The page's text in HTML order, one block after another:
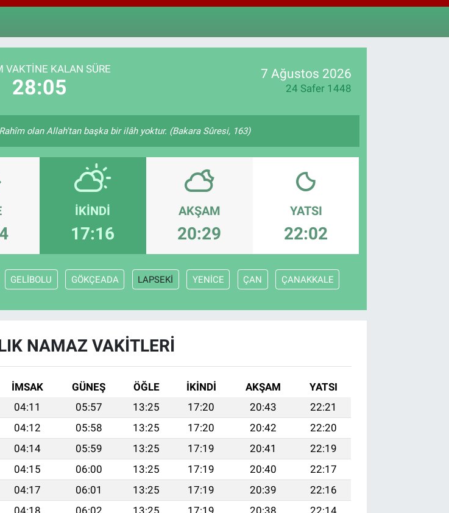
BİST100
VAKTINE KALAN SÜRE
28:04
7 Ağustos 2026
24 Safer 1448
olan Allah'tan başka bir ilâh yoktur. (Bakara Sûresi, 163)
İKINDI
17:16
AKŞAM
20:29
YATSI
22:02
GELİBOLU GÖKÇEADA LAPSEKİ YENİCE ÇAN ÇANAKKALE
NAMAZ VAKITLERI
İMSAK GÜNEŞ ÖĞLE İKINDI AKŞAM
YATSI
04:11 05:57 13:25 17:20 20:43
22:21
04:12 05:58 13:25 17:20 20:42
22:20
04:14 05:59 13:25 17:19 20:41
22:19
04:15 06:00 13:25 17:19 20:40
22:17
04:17 06:01 13:25 17:19 20:39
22:16